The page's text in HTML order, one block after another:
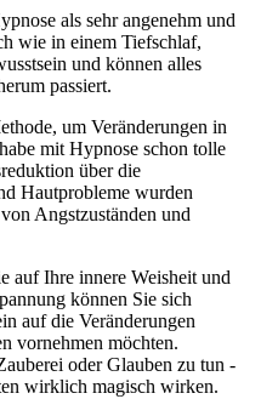
als sehr angenehm und
wie in einem Tiefschlaf,
und können alles
passiert.
um Veränderungen in
mit Hypnose schon tolle
über die
Hautprobleme wurden
Angstzuständen und
auf Ihre innere Weisheit und
können Sie sich
auf die Veränderungen
vornehmen möchten.
oder Glauben zu tun -
wirklich magisch wirken.